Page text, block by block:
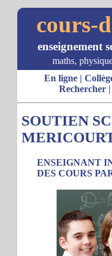
cours-
enseignement
maths,
En ligne|
Rechercher|
SOUTIEN
ENSEIGNANT
DES COURS